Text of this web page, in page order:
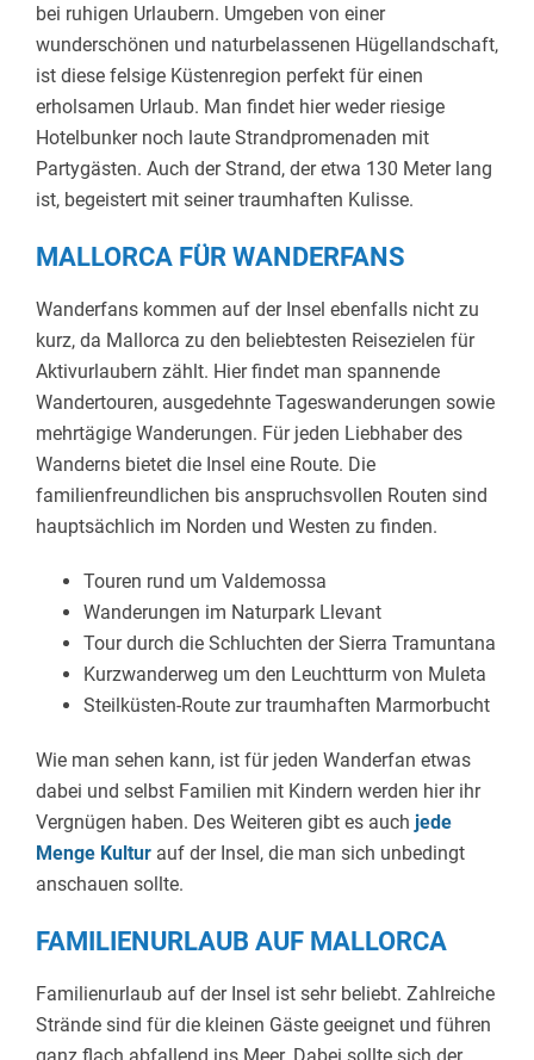
bei ruhigen Urlaubern. Umgeben von einer
wunderschönen und naturbelassenen Hügellandschaft,
ist diese felsige Küstenregion perfekt für einen
erholsamen Urlaub. Man findet hier weder riesige
Hotelbunker noch laute Strandpromenaden mit
Partygästen. Auch der Strand, der etwa 130 Meter lang
ist, begeistert mit seiner traumhaften Kulisse.
MALLORCA FÜR WANDERFANS
Wanderfans kommen auf der Insel ebenfalls nicht zu
kurz, da Mallorca zu den beliebtesten Reisezielen für
Aktivurlaubern zählt. Hier findet man spannende
Wandertouren, ausgedehnte Tageswanderungen sowie
mehrtägige Wanderungen. Für jeden Liebhaber des
Wanderns bietet die Insel eine Route. Die
familienfreundlichen bis anspruchsvollen Routen sind
hauptsächlich im Norden und Westen zu finden.
Touren rund um Valdemossa
Wanderungen im Naturpark Llevant
Tour durch die Schluchten der Sierra Tramuntana
Kurzwanderweg um den Leuchtturm von Muleta
Steilküsten-Route zur traumhaften Marmorbucht
Wie man sehen kann, ist für jeden Wanderfan etwas
dabei und selbst Familien mit Kindern werden hier ihr
Vergnügen haben. Des Weiteren gibt es auch jede
Menge Kultur auf der Insel, die man sich unbedingt
anschauen sollte.
FAMILIENURLAUB AUF MALLORCA
Familienurlaub auf der Insel ist sehr beliebt. Zahlreiche
Strände sind für die kleinen Gäste geeignet und führen
ganz flach abfallend ins Meer. Dabei sollte sich der